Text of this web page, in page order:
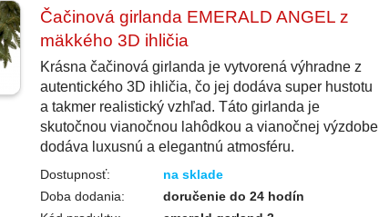
Čačinová girlanda EMERALD ANGEL z
mäkkého 3D ihličia
Krásna čačinová girlanda je vytvorená výhradne z
autentického 3D ihličia, čo jej dodáva super hustotu
a takmer realistický vzhľad. Táto girlanda je
skutočnou vianočnou lahôdkou a vianočnej výzdobe
dodáva luxusnú a elegantnú atmosféru.
Dostupnosť:
na sklade
Doba dodania:
doručenie do 24 hodín